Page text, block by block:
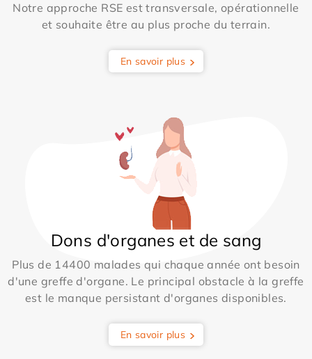
Notre approche RSE est transversale, opérationnelle
et souhaite être au plus proche du terrain.
En savoir plus
Dons d'organes et de sang
Plus de 14400 malades qui chaque année ont besoin
d'une greffe d'organe. Le principal obstacle à la greffe
est le manque persistant d'organes disponibles.
En savoir plus